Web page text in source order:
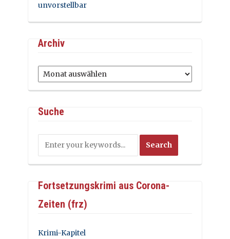
unvorstellbar
Archiv
Archiv
Suche
Fortsetzungskrimi aus Corona-
Zeiten (frz)
Krimi-Kapitel